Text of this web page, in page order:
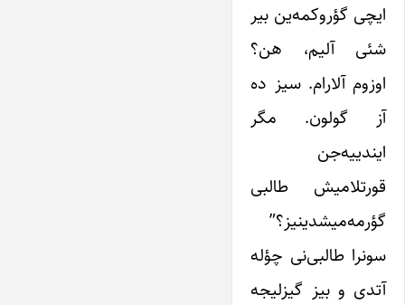
ایچی گؤروکمه‌ین بیر
شئی آلیم، هن؟
اوزوم آلارام. سیز ده
آز گولون. مگر
ایندییه‌جن
قورتلامیش طالبی
گؤرمه‌میشدینیز؟”
سونرا طالبی‌نی چؤله
آتدی و بیز گیزلیجه